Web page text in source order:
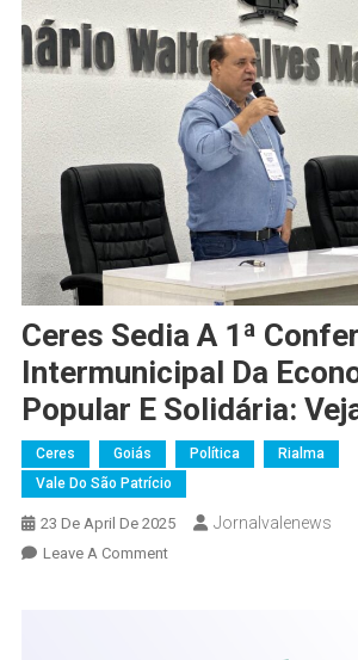
Ceres Sedia A 1ª
Intermunicipal Da
Popular E Solidária:
Ceres Goiás Política
Rialma
Vale Do São Patrício
23 De April De 2025 Jornalvalenews
Leave A CommentOn